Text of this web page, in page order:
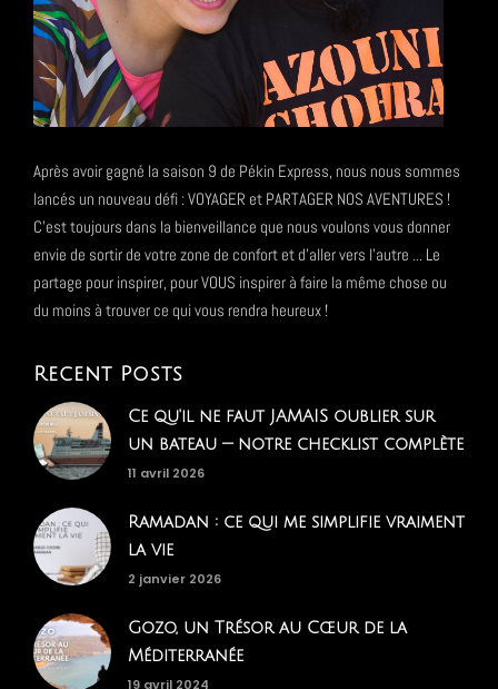
Après avoir gagné la saison 9 de Pékin Express, nous nous sommes
lancés un nouveau défi : VOYAGER et PARTAGER NOS AVENTURES !
C'est toujours dans la bienveillance que nous voulons vous donner
envie de sortir de votre zone de confort et d'aller vers l'autre ... Le
partage pour inspirer, pour VOUS inspirer à faire la même chose ou
du moins à trouver ce qui vous rendra heureux !
Recent Posts
Ce qu'il ne faut JAMAIS oublier sur
un bateau — notre checklist complète
11 avril 2026
Ramadan : ce qui me simplifie vraiment
la vie
2 janvier 2026
Gozo, un Trésor au Cœur de la
Méditerranée
19 avril 2024